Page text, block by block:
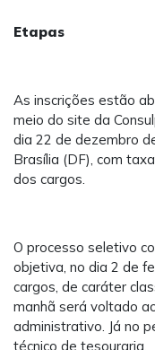
Etapas
As inscrições estão
meio do site da
dia 22 de dezembro
Brasília (DF), com
dos cargos.
O processo seletivo
objetiva, no dia 2 de
cargos, de caráter
manhã será voltado
administrativo. Já no
técnico de tesouraria.